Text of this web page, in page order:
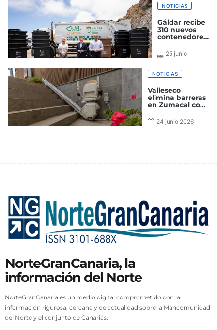
identidad
aborigen
NOTICIAS
Gáldar recibe
310 nuevos
contenedores
instalación en
las próximas
municipio
25 junio
NOTICIAS
Valleseco
elimina barreras
en Zumacal con
de accesibilidad
en el local social
24 junio 2026
NorteGranCanaria, la
información del Norte
NorteGranCanaria es un medio digital comprometido con la
información rigurosa, cercana y de actualidad sobre la Mancomunidad
del Norte y el conjunto de Canarias.